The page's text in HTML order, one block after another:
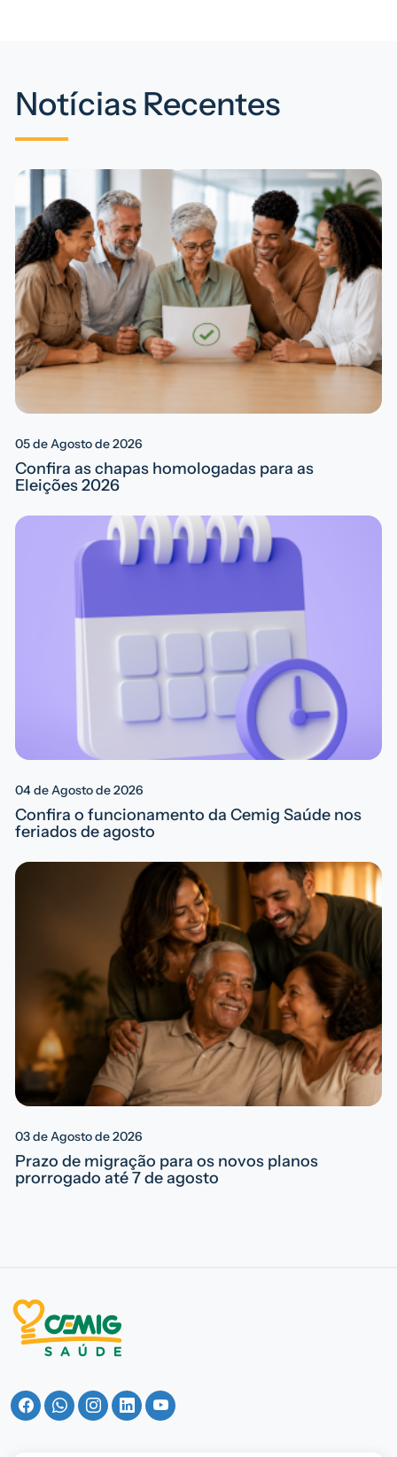
Notícias Recentes
05 de Agosto de 2026
Confira as chapas homologadas para as
Eleições 2026
04 de Agosto de 2026
Confira o funcionamento da Cemig Saúde nos
feriados de agosto
03 de Agosto de 2026
Prazo de migração para os novos planos
prorrogado até 7 de agosto